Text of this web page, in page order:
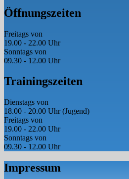
Öffnungszeiten
Freitags von
19.00 - 22.00 Uhr
Sonntags von
09.30 - 12.00 Uhr
Trainingszeiten
Dienstags von
18.00 - 20.00 Uhr (Jugend)
Freitags von
19.00 - 22.00 Uhr
Sonntags von
09.30 - 12.00 Uhr
Impressum